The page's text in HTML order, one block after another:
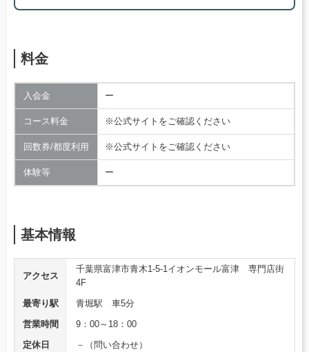
料金
入会金 ー
コース料金 ※公式サイトをご確認ください
回数券/都度利用 ※公式サイトをご確認ください
体験等 ー
基本情報
アクセス
千葉県富津市青木1-5-1イオンモール富津 専門店街
4F
最寄り駅
青堀駅 車5分
営業時間
9：00～18：00
定休日
－（問い合わせ）